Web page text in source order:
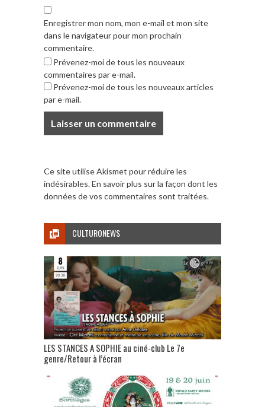
Enregistrer mon nom, mon e-mail et mon site
dans le navigateur pour mon prochain
commentaire.
Prévenez-moi de tous les nouveaux
commentaires par e-mail.
Prévenez-moi de tous les nouveaux articles
par e-mail.
Ce site utilise Akismet pour réduire les
indésirables.En savoir plus sur la façon dont les
données de vos commentaires sont traitées.
CULTURONEWS
LES STANCES A SOPHIE au ciné-club Le 7e
genre/Retour à l’écran